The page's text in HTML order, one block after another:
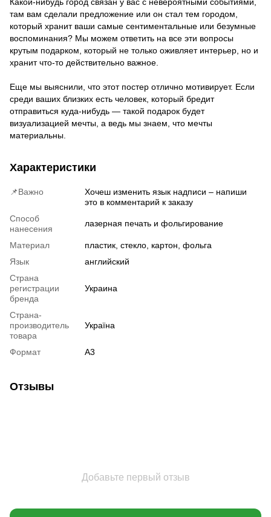
там вам сделали предложение или он стал тем городом,
который хранит ваши самые сентиментальные или безумные
воспоминания? Мы можем ответить на все эти вопросы
крутым подарком, который не только оживляет интерьер, но и
хранит что-то действительно важное.
Еще мы выяснили, что этот постер отлично мотивирует. Если
среди ваших близких есть человек, который бредит
отправиться куда-нибудь — такой подарок будет
визуализацией мечты, а ведь мы знаем, что мечты
материальны.
Характеристики
📌Важно
Хочеш изменить язык надписи – напиши
это в комментарий к заказу
Способ
нанесения
лазерная печать и фольгирование
Материал
пластик, стекло, картон, фольга
Язык
английский
Страна
регистрации
бренда
Украина
Страна-
производитель
товара
Україна
Формат А3
Отзывы
Добавьте первый отзыв